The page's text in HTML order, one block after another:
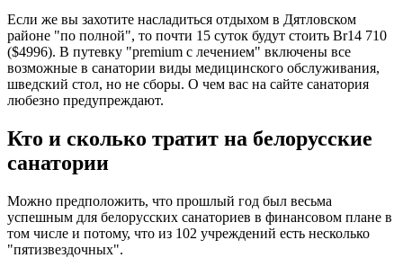
Если же вы захотите насладиться отдыхом в Дятловском
районе "по полной", то почти 15 суток будут стоить Br14 710
($4996). В путевку "premium с лечением" включены все
возможные в санатории виды медицинского обслуживания,
шведский стол, но не сборы. О чем вас на сайте санатория
любезно предупреждают.
Кто и сколько тратит на белорусские
санатории
Можно предположить, что прошлый год был весьма
успешным для белорусских санаториев в финансовом плане в
том числе и потому, что из 102 учреждений есть несколько
"пятизвездочных".